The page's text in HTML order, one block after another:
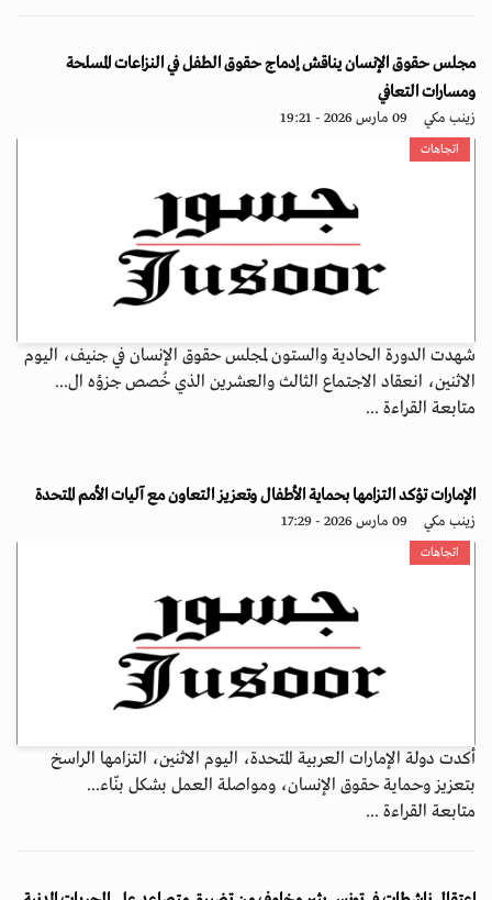
مجلس حقوق الإنسان يناقش إدماج حقوق الطفل في النزاعات المسلحة
ومسارات التعافي
زينب مكي 09 مارس 2026 - 19:21
اتجاهات
شهدت الدورة الحادية والستون لمجلس حقوق الإنسان في جنيف، اليوم
الاثنين، انعقاد الاجتماع الثالث والعشرين الذي خُصص جزؤه ال...
متابعة القراءة ...
الإمارات تؤكد التزامها بحماية الأطفال وتعزيز التعاون مع آليات الأمم المتحدة
زينب مكي 09 مارس 2026 - 17:29
اتجاهات
أكدت دولة الإمارات العربية المتحدة، اليوم الاثنين، التزامها الراسخ
بتعزيز وحماية حقوق الإنسان، ومواصلة العمل بشكل بنّاء...
متابعة القراءة ...